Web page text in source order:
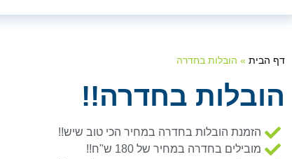
דף הבית » הובלות בחדרה
הובלות בחדרה!!
הזמנת הובלות בחדרה במחיר הכי טוב שיש!!
מובילים בחדרה במחיר של 180 ש"ח!!